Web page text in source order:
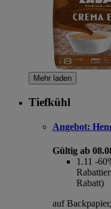
Mehr laden
Tiefkühl
Angebot:
Gültig ab
1.11 -
Rabatt)
auf